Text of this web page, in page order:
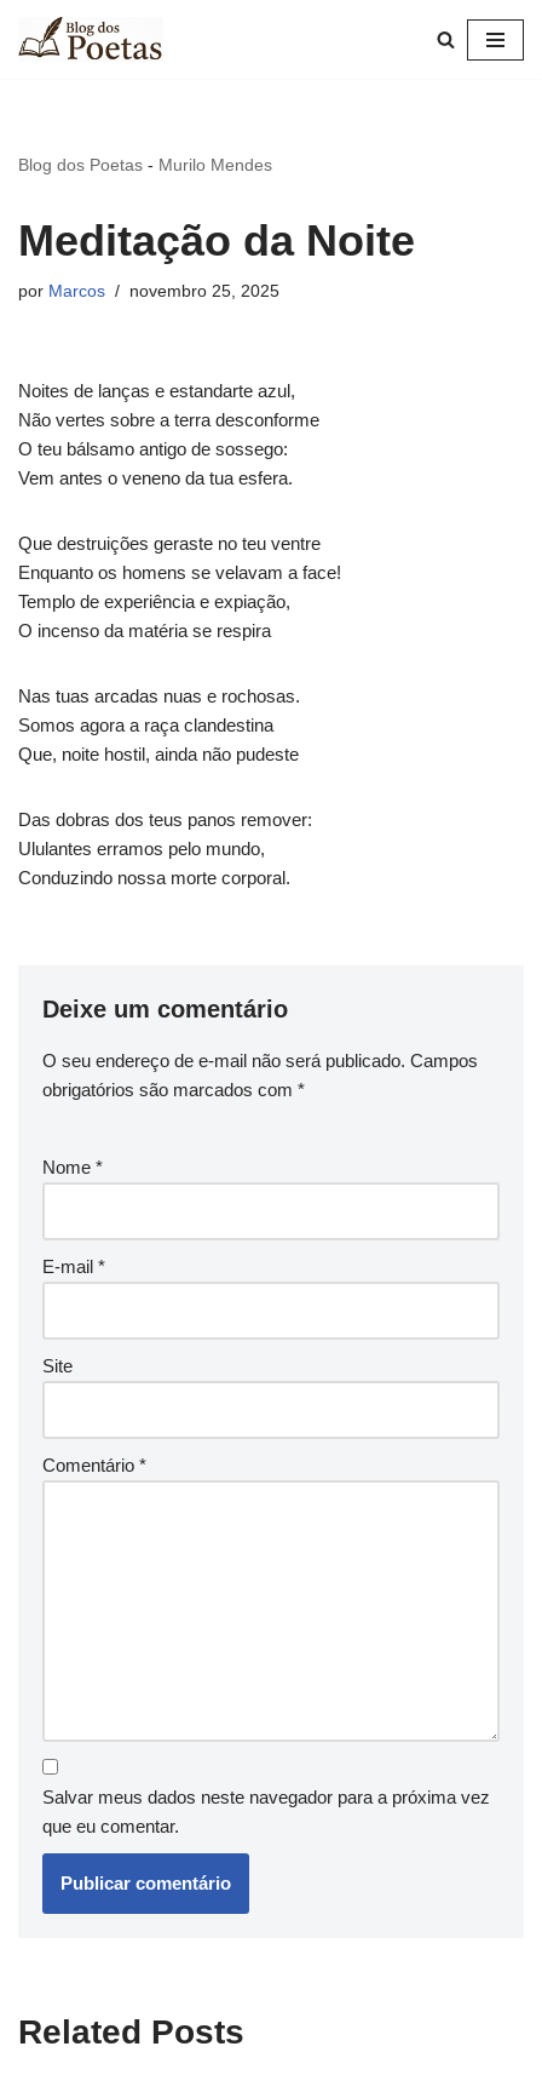
Pular
Blog dos Poetas - Murilo Mendes
Meditação da Noite
por Marcos novembro 25, 2025
Noites de lanças e estandarte azul,
Não vertes sobre a terra desconforme
O teu bálsamo antigo de sossego:
Vem antes o veneno da tua esfera.
Que destruições geraste no teu ventre
Enquanto os homens se velavam a face!
Templo de experiência e expiação,
O incenso da matéria se respira
Nas tuas arcadas nuas e rochosas.
Somos agora a raça clandestina
Que, noite hostil, ainda não pudeste
Das dobras dos teus panos remover:
Ululantes erramos pelo mundo,
Conduzindo nossa morte corporal.
Deixe um comentário
O seu endereço de e-mail não será publicado. Campos
obrigatórios são marcados com *
Nome *
E-mail *
Site
Comentário *
Salvar meus dados neste navegador para a próxima vez
que eu comentar.
Related Posts